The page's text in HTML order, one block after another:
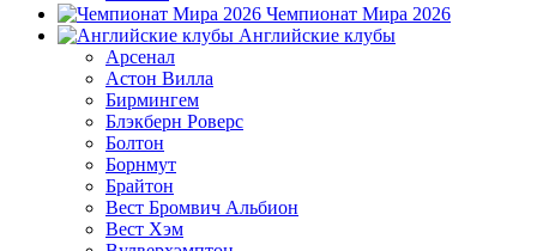
Чемпионат Мира 2026
Английские клубы
Арсенал
Астон Вилла
Бирмингем
Блэкберн Роверс
Болтон
Борнмут
Брайтон
Вест Бромвич Альбион
Вест Хэм